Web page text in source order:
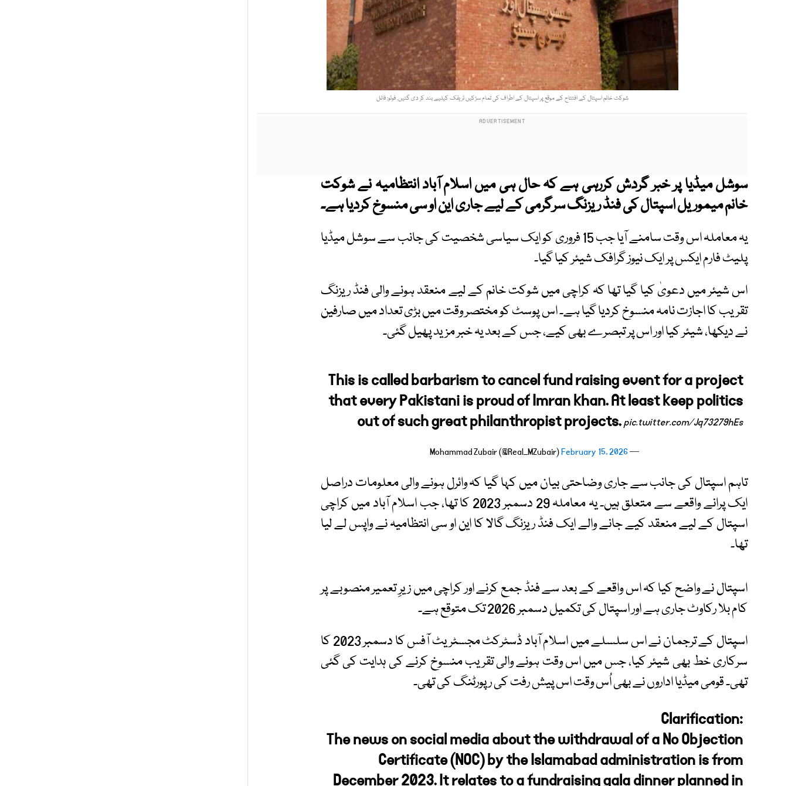
شوکت خانم اسپتال کے افتتاح کے موقع پر اسپتال کے اطراف کی تمام سڑکیں ٹریفک کیلیے بند کر دی گئیں. فوٹو: فائل
سوشل میڈیا پر خبر گردش کررہی ہے کہ حال ہی میں اسلام آباد انتظامیہ نے شوکت
خانم میموریل اسپتال کی فنڈ ریزنگ سرگرمی کے لیے جاری این او سی منسوخ کردیا ہے۔
یہ معاملہ اس وقت سامنے آیا جب 15 فروری کو ایک سیاسی شخصیت کی جانب سے سوشل میڈیا
پلیٹ فارم ایکس پر ایک نیوز گرافک شیئر کیا گیا۔
اس شیئر میں دعویٰ کیا گیا تھا کہ کراچی میں شوکت خانم کے لیے منعقد ہونے والی فنڈ ریزنگ
تقریب کا اجازت نامہ منسوخ کردیا گیا ہے۔ اس پوسٹ کو مختصر وقت میں بڑی تعداد میں صارفین
نے دیکھا، شیئر کیا اور اس پر تبصرے بھی کیے، جس کے بعد یہ خبر مزید پھیل گئی۔
This is called barbarism to cancel fund raising event for a project
that every Pakistani is proud of Imran khan. At least keep politics
out of such great philanthropist projects.pic.twitter.com/Jq73279hEs
— Mohammad Zubair (@Real_MZubair)
February 15, 2026
تاہم اسپتال کی جانب سے جاری وضاحتی بیان میں کہا گیا کہ وائرل ہونے والی معلومات دراصل
ایک پرانے واقعے سے متعلق ہیں۔ یہ معاملہ 29 دسمبر 2023 کا تھا، جب اسلام آباد میں کراچی
اسپتال کے لیے منعقد کیے جانے والے ایک فنڈ ریزنگ گالا کا این او سی انتظامیہ نے واپس لے لیا
تھا۔
اسپتال نے واضح کیا کہ اس واقعے کے بعد سے فنڈ جمع کرنے اور کراچی میں زیرِ تعمیر منصوبے پر
کام بلا رکاوٹ جاری ہے اور اسپتال کی تکمیل دسمبر 2026 تک متوقع ہے۔
اسپتال کے ترجمان نے اس سلسلے میں اسلام آباد ڈسٹرکٹ مجسٹریٹ آفس کا دسمبر 2023 کا
سرکاری خط بھی شیئر کیا، جس میں اس وقت ہونے والی تقریب منسوخ کرنے کی ہدایت کی گئی
تھی۔ قومی میڈیا اداروں نے بھی اُس وقت اس پیش رفت کی رپورٹنگ کی تھی۔
Clarification:
The news on social media about the withdrawal of a No Objection
Certificate (NOC) by the Islamabad administration is from
December 2023. It relates to a fundraising gala dinner planned in